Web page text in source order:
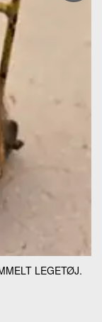
LEGETØJ.